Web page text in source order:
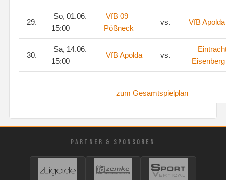
29.
So, 01.06.
15:00
VfB 09
Pößneck
vs. VfB Apolda
30.
Sa, 14.06.
15:00
VfB Apolda vs.
Eisenberg
zum Gesamtspielplan
PARTNER & SPONSOREN